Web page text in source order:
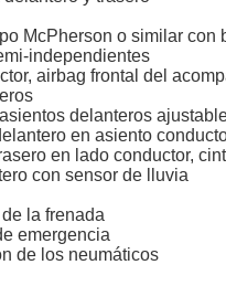
McPherson o similar
independientes
airbag frontal del
delanteros
en asiento
en lado conductor,
con sensor de lluvia
la frenada
emergencia
de los neumáticos